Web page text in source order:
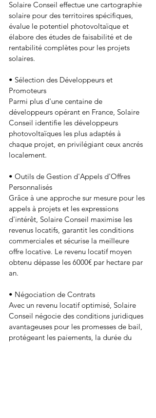
Solaire Conseil effectue une cartographie
solaire pour des territoires spécifiques,
évalue le potentiel photovoltaïque et
élabore des études de faisabilité et de
rentabilité complètes pour les projets
solaires.
• Sélection des Développeurs et
Promoteurs
Parmi plus d'une centaine de
développeurs opérant en France, Solaire
Conseil identifie les développeurs
photovoltaïques les plus adaptés à
chaque projet, en privilégiant ceux ancrés
localement.
• Outils de Gestion d'Appels d'Offres
Personnalisés
Grâce à une approche sur mesure pour les
appels à projets et les expressions
d'intérêt, Solaire Conseil maximise les
revenus locatifs, garantit les conditions
commerciales et sécurise la meilleure
offre locative. Le revenu locatif moyen
obtenu dépasse les 6000€ par hectare par
an.
• Négociation de Contrats
Avec un revenu locatif optimisé, Solaire
Conseil négocie des conditions juridiques
avantageuses pour les promesses de bail,
protégeant les paiements, la durée du